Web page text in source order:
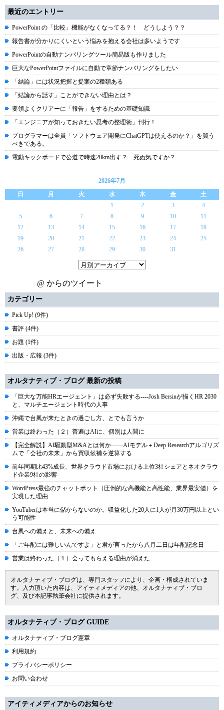
最近のエントリー
PowerPoint の「比較」機能がなくなってる？！ どうしよう？？
報告書が分かりにくいという悩みを抱える会社は多いようです
PowerPointの自動ナンバリングツール簡易版も作りました
巨大なPowerPointファイルに自動で章節ナンバリングをしたい
「結論」には状況把握と提案の2種類ある
「結論から話す」ことができない理由とは？
要領よくクリアーに「報告」をするための基礎知識
「エンジニアが知っておきたい思考の整理術」刊行！
プログラマーは全員「ソフトウェア開発にChatGPTは使えるのか？」を買う
べきである。
電動キックボードで公道で時速20km出す？ 死ぬ気ですか？
2026年7月
日
月 火 水 木 金
土
1
2 3
4
5
6 7 8 9 10
11
12
13 14 15 16 17
18
19
20 21 22 23 24
25
26
27 28 29 30 31
@ からのツイート
カテゴリー
Pick Up! (9件)
書評 (4件)
お題 (1件)
出版・広報 (3件)
オルタナティブ・ブログ 最新の投稿
「巨大な万能HRエージェント」は必ず失敗する----Josh Bersinが描くHR 2030
と、マルチエージェント時代の人事
沖縄で台風が来たときの過ごし方、とでも言うか
営業は終わった（２）普遍はAIに、個別は人間に
【完全解説】AI駆動型M&Aとは何か――AIモデル＋Deep Researchアルゴリズ
ムで「会社の未来」から買収候補を逆算する
前年同期比43%成長、世界クラウド市場における上位3社シェアとネオクラウ
ド企業9社の影響
WordPress最強のチャットボット（圧倒的な高機能と高性能、業界最安値）を
実現した理由
YouTuberは本当に儲からないのか。収益化した20人に1人が月30万円以上とい
う可能性
台風への備えと、未来への備え
「ご年配には難しいんですよ」と君が言ったから八月二日は年配記念日
営業は終わった（１）会ってもらえる理由が消えた
オルタナティブ・ブログは、専門スタッフにより、企画・構成されていま
す。入力頂いた内容は、アイティメディアの他、オルタナティブ・ブロ
グ、及び本記事執筆会社に提供されます。
オルタナティブ・ブログ GUIDE
オルタナティブ・ブログ憲章
利用規約
プライバシーポリシー
お問い合わせ
アイティメディアからのお知らせ